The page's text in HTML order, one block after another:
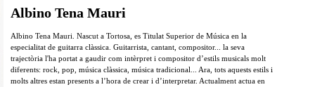
Albino Tena Mauri
Albino Tena Mauri. Nascut a Tortosa, es Titulat Superior de Música en la
especialitat de guitarra clàssica. Guitarrista, cantant, compositor... la seva
trajectòria l'ha portat a gaudir com intèrpret i compositor d’estils musicals molt
diferents: rock, pop, música clàssica, música tradicional... Ara, tots aquests estils i
molts altres estan presents a l’hora de crear i d’interpretar. Actualment actua en